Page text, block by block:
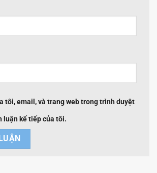
tôi, email, và trang web trong trình duyệt
luận kế tiếp của tôi.